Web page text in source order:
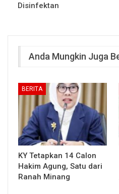
Disinfektan
Anda Mungkin Juga
BERITA
KY Tetapkan 14 Calon
Hakim Agung, Satu dari
Ranah Minang